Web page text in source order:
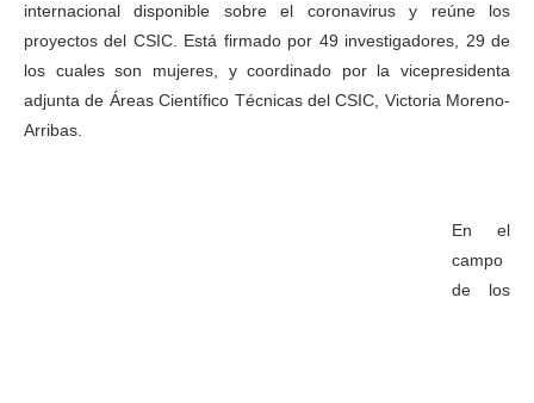
internacional disponible sobre el coronavirus y reúne los
proyectos del CSIC. Está firmado por 49 investigadores, 29 de
los cuales son mujeres, y coordinado por la vicepresidenta
adjunta de Áreas Científico Técnicas del CSIC, Victoria Moreno-
Arribas.
En el
campo
de los